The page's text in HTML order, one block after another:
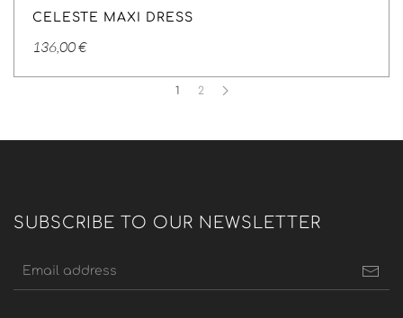
CELESTE MAXI DRESS
136,00€
1 2
SUBSCRIBE TO OUR NEWSLETTER